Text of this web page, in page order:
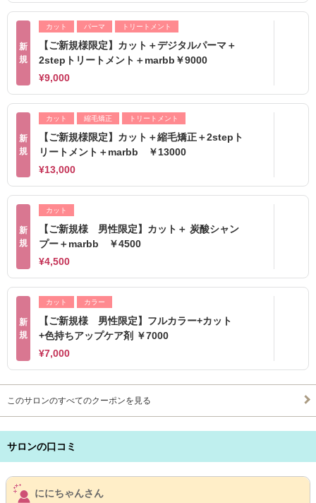
新
規
カット パーマ トリートメント
【ご新規様限定】カット＋デジタルパーマ＋
2stepトリートメント＋marbb￥9000
¥9,000
新
規
カット 縮毛矯正 トリートメント
【ご新規様限定】カット＋縮毛矯正＋2stepト
リートメント＋marbb ￥13000
¥13,000
新
規
カット
【ご新規様 男性限定】カット＋ 炭酸シャン
プー＋marbb ￥4500
¥4,500
新
規
カット カラー
【ご新規様 男性限定】フルカラー+カット
+色持ちアップケア剤 ￥7000
¥7,000
このサロンのすべてのクーポンを見る
サロンの口コミ
サロンPick Up
ににちゃんさん